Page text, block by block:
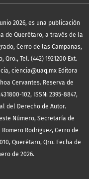
2026, es una publicación
de Querétaro, a través de la
Cerro de las Campanas,
Tel. (442) 1921200 Ext.
ciencia@uaq.mx Editora
Cervantes. Reserva de
102, ISSN: 2395-8847,
del Derecho de Autor.
Número, Secretaría de
Rodríguez, Cerro de
Querétaro, Qro. Fecha de
de 2026.